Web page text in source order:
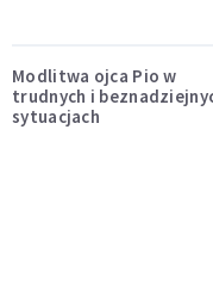
Modlitwa ojca Pio w
trudnych i
sytuacjach